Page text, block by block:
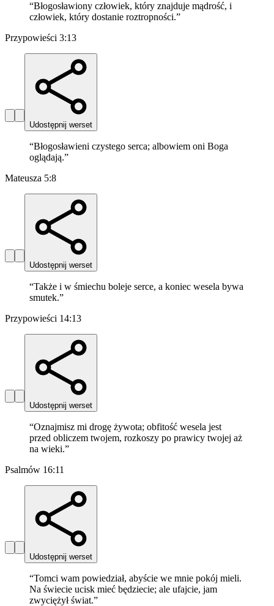
“Błogosławiony człowiek, który znajduje mądrość, i
człowiek, który dostanie roztropności.”
Przypowieści 3:13
Udostępnij werset
“Błogosławieni czystego serca; albowiem oni Boga
oglądają.”
Mateusza 5:8
Udostępnij werset
“Także i w śmiechu boleje serce, a koniec wesela bywa
smutek.”
Przypowieści 14:13
Udostępnij werset
“Oznajmisz mi drogę żywota; obfitość wesela jest
przed obliczem twojem, rozkoszy po prawicy twojej aż
na wieki.”
Psalmów 16:11
Udostępnij werset
“Tomci wam powiedział, abyście we mnie pokój mieli.
Na świecie ucisk mieć będziecie; ale ufajcie, jam
zwyciężył świat.”